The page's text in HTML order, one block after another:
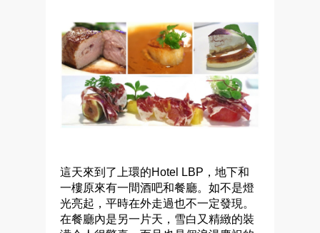
這天來到了上環的Hotel LBP，地下和
一樓原來有一間酒吧和餐廳。如不是燈
光亮起，平時在外走過也不一定發現。
在餐廳內是另一片天，雪白又精緻的裝